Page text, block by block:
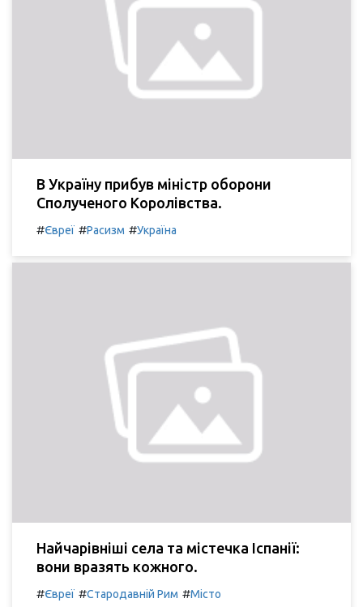
В Україну прибув міністр оборони
Сполученого Королівства.
#Євреї #Расизм #Україна
Найчарівніші села та містечка Іспанії:
вони вразять кожного.
#Євреї #Стародавній Рим #Місто